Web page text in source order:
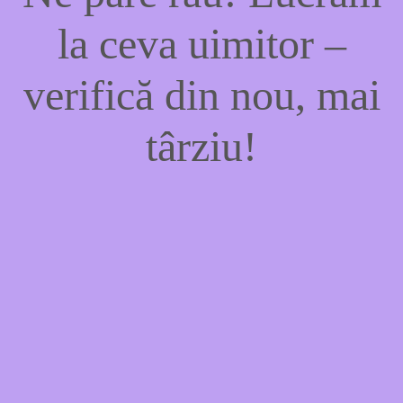
la ceva uimitor –
verifică din nou, mai
târziu!